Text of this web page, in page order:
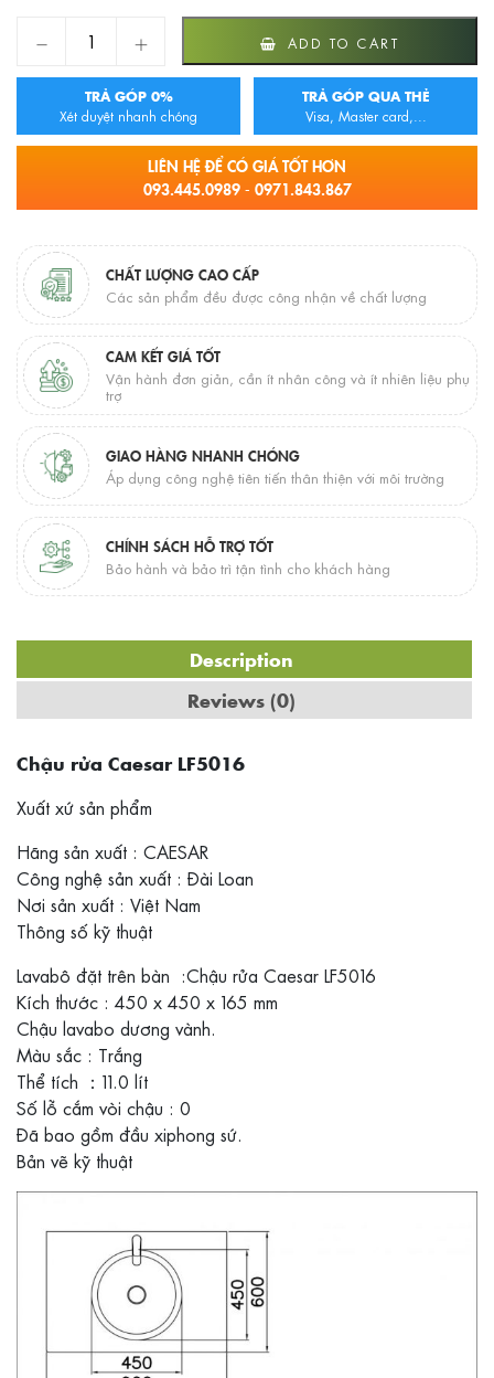
CHẬU RỬA CAESAR LF5016 quantity
ADD TO CART
TRẢ GÓP 0%
Xét duyệt nhanh chóng
TRẢ GÓP QUA THẺ
Visa, Master card,...
LIÊN HỆ ĐỂ CÓ GIÁ TỐT HƠN
093.445.0989 - 0971.843.867
CHẤT LƯỢNG CAO CẤP
Các sản phẩm đều được công nhận về chất lượng
CAM KẾT GIÁ TỐT
Vận hành đơn giản, cần ít nhân công và ít nhiên liệu phụ
trợ
GIAO HÀNG NHANH CHÓNG
Áp dụng công nghệ tiên tiến thân thiện với môi trường
CHÍNH SÁCH HỖ TRỢ TỐT
Bảo hành và bảo trì tận tình cho khách hàng
Description
Reviews (0)
Chậu rửa Caesar LF5016
Xuất xứ sản phẩm
Hãng sản xuất : CAESAR
Công nghệ sản xuất : Đài Loan
Nơi sản xuất : Việt Nam
Thông số kỹ thuật
Lavabô đặt trên bàn :Chậu rửa Caesar LF5016
Kích thước : 450 x 450 x 165 mm
Chậu lavabo dương vành.
Màu sắc : Trắng
Thể tích ：11.0 lít
Số lỗ cắm vòi chậu : 0
Đã bao gồm đầu xiphong sứ.
Bản vẽ kỹ thuật